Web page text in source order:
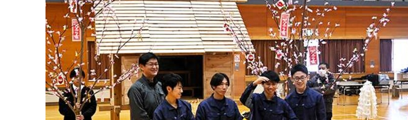
パワースポット
まつり・イベント
おみやげ・特産
道の駅・産直
アウトドア・レジャー